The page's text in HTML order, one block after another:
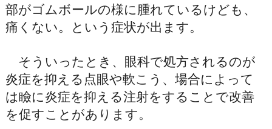
部がゴムボールの様に腫れているけども、
痛くない。という症状が出ます。
そういったとき、眼科で処方されるのが
炎症を抑える点眼や軟こう、場合によって
は瞼に炎症を抑える注射をすることで改善
を促すことがあります。